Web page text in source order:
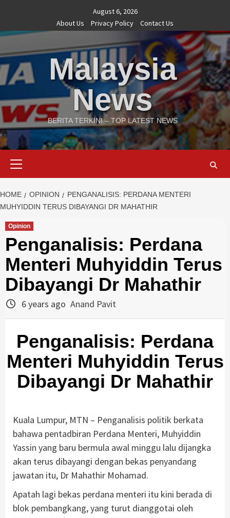
content
August 6, 2026
About Us
Privacy Policy Contact Us
Malaysia
News
BERITA TERKINI – TOP LATEST NEWS
HOME OPINION
PENGANALISIS: PERDANA MENTERI
MUHYIDDIN TERUS DIBAYANGI DR MAHATHIR
Opinion
Penganalisis: Perdana
Menteri Muhyiddin Terus
Dibayangi Dr Mahathir
6 years ago Anand Pavit
Penganalisis: Perdana
Menteri Muhyiddin Terus
Dibayangi Dr Mahathir
Kuala Lumpur, MTN – Penganalisis politik berkata
bahawa pentadbiran Perdana Menteri, Muhyiddin
Yassin yang baru bermula awal minggu lalu dijangka
akan terus dibayangi dengan bekas penyandang
jawatan itu, Dr Mahathir Mohamad.
Apatah lagi bekas perdana menteri itu kini berada di
blok pembangkang, yang turut dianggotai oleh